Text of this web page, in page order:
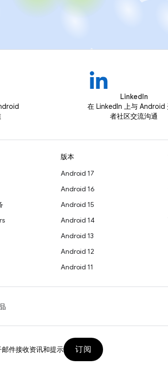
LinkedIn
在 LinkedIn 上与 Android
者社区交流沟通
版本
Android 17
Android 16
Android 15
Android 14
Android 13
Android 12
Android 11
邮件接收资讯和提示 订阅